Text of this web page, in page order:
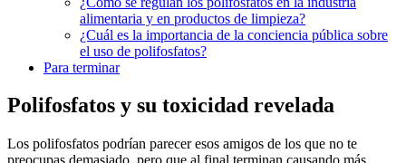
alimentaria y en productos de limpieza?
¿Cuál es⁣ la importancia de la⁢ conciencia pública sobre
el uso de ‍polifosfatos?
Para terminar
Polifosfatos y su toxicidad‍ revelada
Los polifosfatos ⁢podrían⁣ parecer ⁤esos amigos de los que ⁣no te